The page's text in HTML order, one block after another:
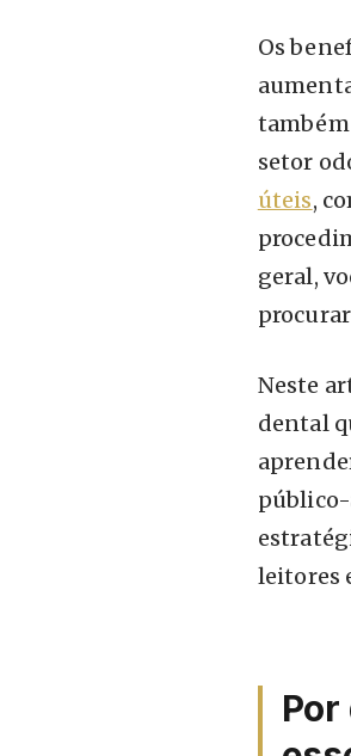
Os
setor
úteis,
geral,
Neste
dental
público-
leitores